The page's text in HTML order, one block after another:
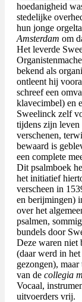
hoedanigheid
stedelijke
hun jonge
Amsterdam om
Het leverde
bekend als
ontleent hij
schreef een
klavecimbel) en
Sweelinck zelf
tijdens zijn leven
verschenen,
bewaard is
een complete
Dit psalmboek
het initiatief
verscheen in
en berijmingen)
over het
psalmen,
bundels door
Deze waren niet
(daar werd in
gezongen),
van de collegia
Vocaal,
uitvoerders vrij.